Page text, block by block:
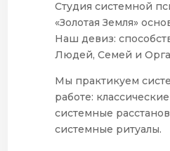
Студия системной
«Золотая Земля»
Наш девиз:
Людей, Семей и
Мы практикуем
работе:
системные
системные ритуалы.